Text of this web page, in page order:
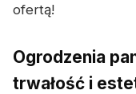
ofertą!
Ogrodzenia
trwałość i